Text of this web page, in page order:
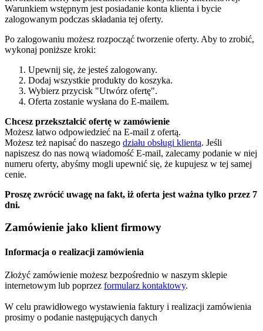
Warunkiem wstępnym jest posiadanie konta klienta i bycie
zalogowanym podczas składania tej oferty.
Po zalogowaniu możesz rozpocząć tworzenie oferty. Aby to zrobić,
wykonaj poniższe kroki:
Upewnij się, że jesteś zalogowany.
Dodaj wszystkie produkty do koszyka.
Wybierz przycisk "Utwórz ofertę".
Oferta zostanie wysłana do E-mailem.
Chcesz przekształcić ofertę w zamówienie
Możesz łatwo odpowiedzieć na E-mail z ofertą.
Możesz też napisać do naszego działu obsługi klienta. Jeśli
napiszesz do nas nową wiadomość E-mail, zalecamy podanie w niej
numeru oferty, abyśmy mogli upewnić się, że kupujesz w tej samej
cenie.
Proszę zwrócić uwagę na fakt, iż oferta jest ważna tylko przez 7
dni.
Zamówienie jako klient firmowy
Informacja o realizacji zamówienia
Złożyć zamówienie możesz bezpośrednio w naszym sklepie
internetowym lub poprzez formularz kontaktowy.
W celu prawidłowego wystawienia faktury i realizacji zamówienia
prosimy o podanie następujących danych